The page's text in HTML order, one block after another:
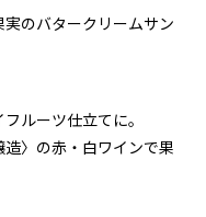
のバタークリームサン
ルーツ仕立てに。
〉の赤・白ワインで果